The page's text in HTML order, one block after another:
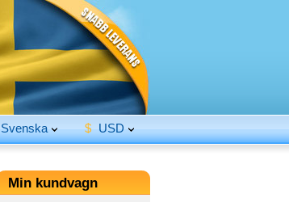
$ USD
Svenska
Min kundvagn